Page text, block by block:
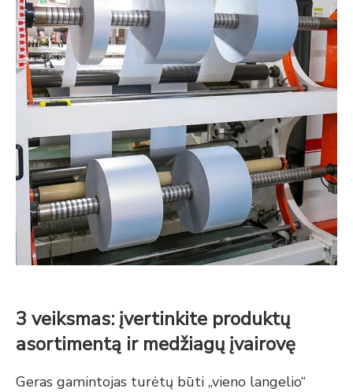
3 veiksmas: įvertinkite produktų
asortimentą ir medžiagų įvairovę
Geras gamintojas turėtų būti „vieno langelio“